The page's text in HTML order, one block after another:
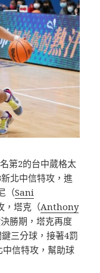
第2的台中葳格太
北中信特攻，進
（Sani
，塔克（Anthony
勝期，塔克再度
三分球，接著4罰
信特攻，幫助球